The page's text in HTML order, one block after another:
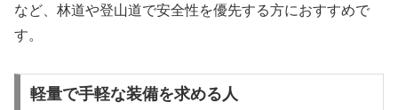
など、林道や登山道で安全性を優先する方におすすめで
す。
軽量で手軽な装備を求める人